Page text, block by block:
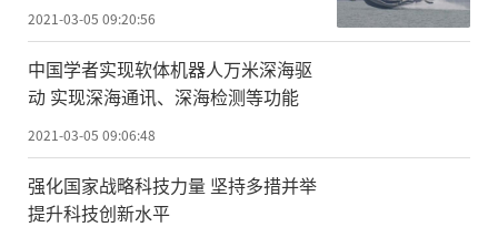
汽车产业发展趋势，自动驾驶是加速新能源
汽车普及的关键。另一方面，交通基础设施
的信息化、智能化将全面提高交通系统的感
知、计算和决策以及调度能力，从而大大缓
解交通拥堵，让老百姓更高效地出行，有助
于实现路网运行的低碳化。例如，北京亦庄
2021-03-05 09:20:56
中国学者实现软体机器人万米深海驱
动 实现深海通讯、深海检测等功能
2021-03-05 09:06:48
强化国家战略科技力量 坚持多措并举
提升科技创新水平